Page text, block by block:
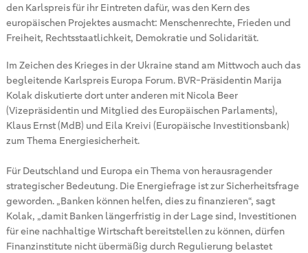
den Karlspreis für ihr Eintreten dafür, was den Kern des
europäischen Projektes ausmacht: Menschenrechte, Frieden und
Freiheit, Rechtsstaatlichkeit, Demokratie und Solidarität.
Im Zeichen des Krieges in der Ukraine stand am Mittwoch auch das
begleitende Karlspreis Europa Forum. BVR-Präsidentin Marija
Kolak diskutierte dort unter anderen mit Nicola Beer
(Vizepräsidentin und Mitglied des Europäischen Parlaments),
Klaus Ernst (MdB) und Eila Kreivi (Europäische Investitionsbank)
zum Thema Energiesicherheit.
Für Deutschland und Europa ein Thema von herausragender
strategischer Bedeutung. Die Energiefrage ist zur Sicherheitsfrage
geworden. „Banken können helfen, dies zu finanzieren“, sagt
Kolak, „damit Banken längerfristig in der Lage sind, Investitionen
für eine nachhaltige Wirtschaft bereitstellen zu können, dürfen
Finanzinstitute nicht übermäßig durch Regulierung belastet